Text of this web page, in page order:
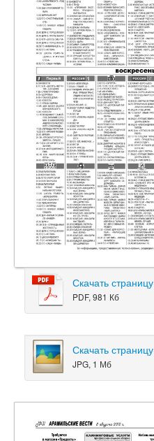
Скачать страницу
PDF, 981 Кб
Скачать страницу
JPG, 1 Мб